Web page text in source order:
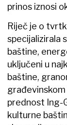
prinos iznosi
Riječ je o
specijalizirala
baštine,
uključeni u
baštine,
prednost Ing-
kulturne